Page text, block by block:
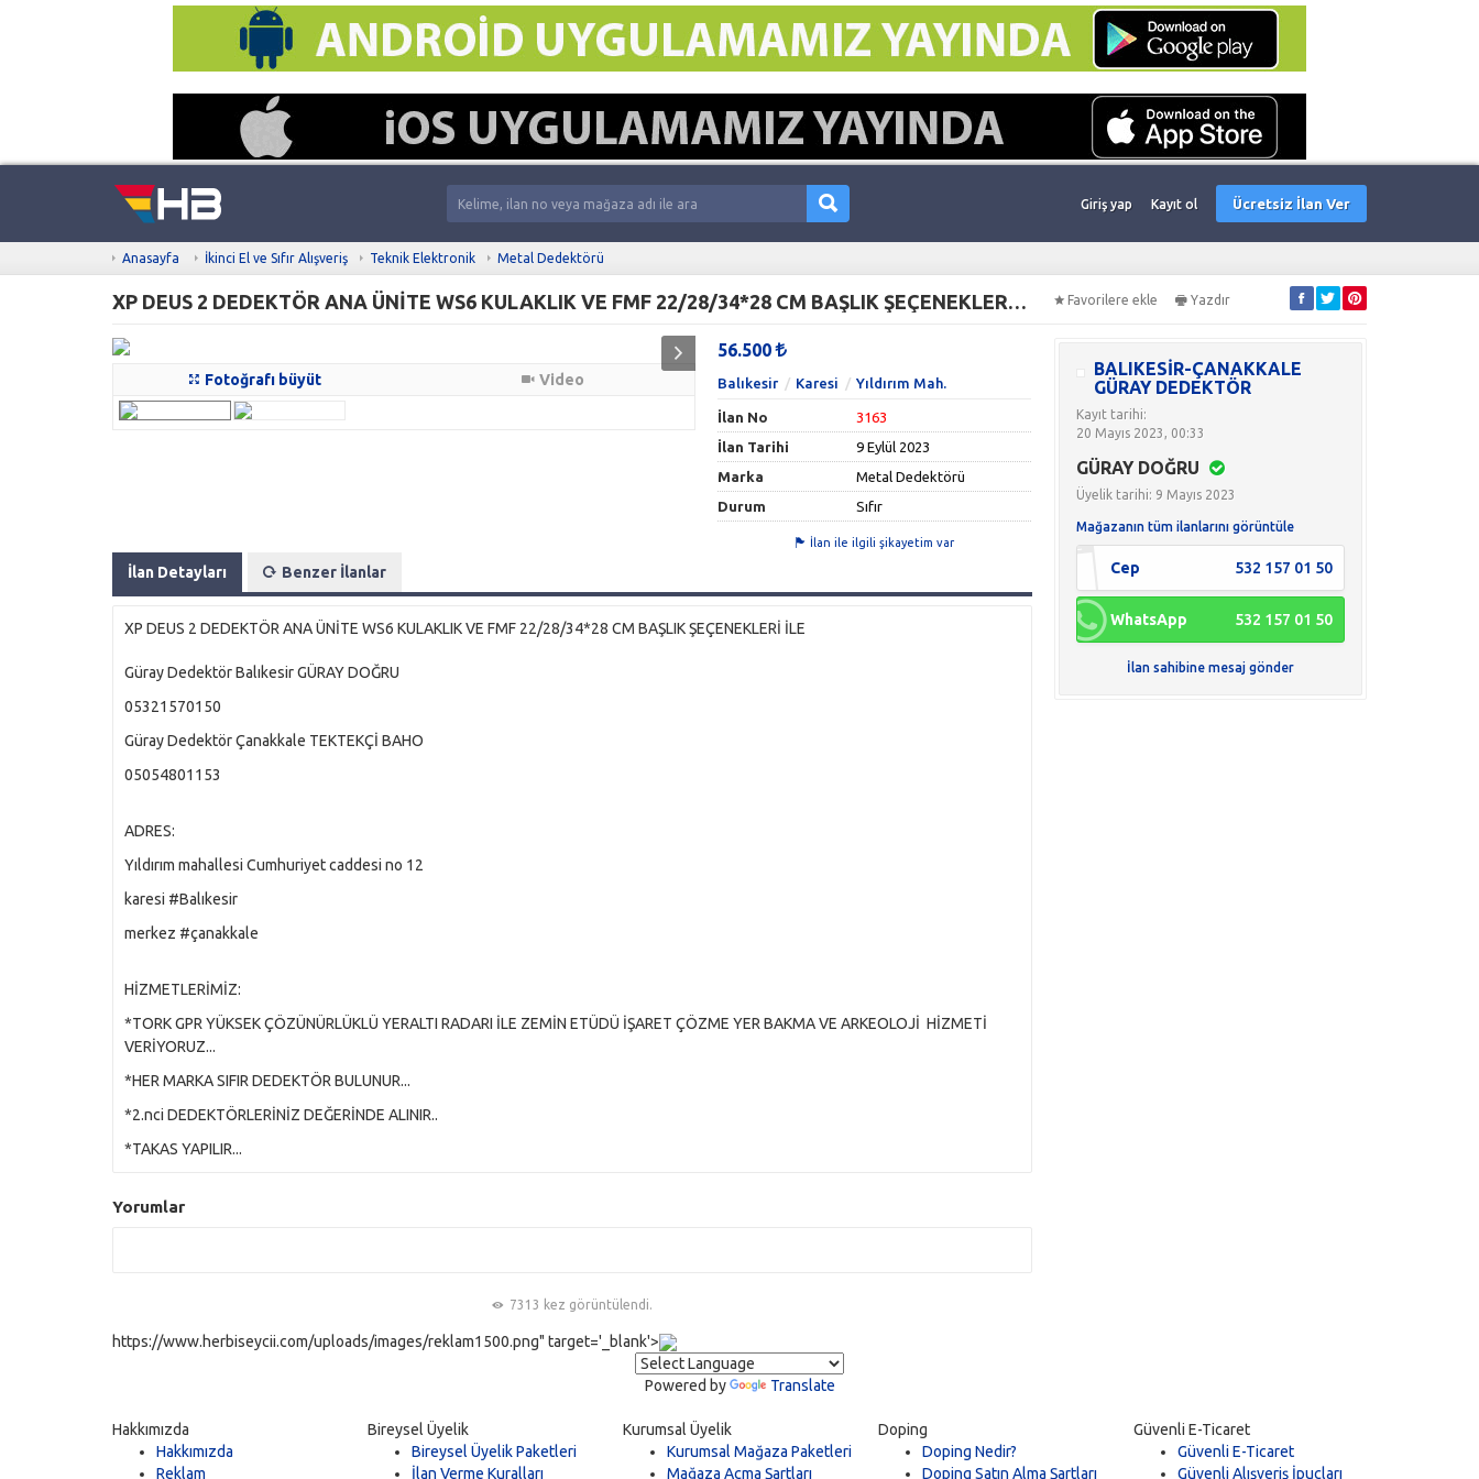
Giriş yap Kayıt ol Ücretsiz İlan Ver
Anasayfa İkinci El ve Sıfır Alışveriş Teknik Elektronik Metal Dedektörü
XP DEUS 2 DEDEKTÖR ANA ÜNİTE WS6 KULAKLIK VE FMF 22/28/34*28 CM BAŞLIK ŞEÇENEKLERİ İLE Favorilere ekle Yazdır
Fotoğrafı büyüt Video
56.500
Balıkesir Karesi Yıldırım Mah.
İlan No
3163
İlan Tarihi
9 Eylül 2023
Marka
Metal Dedektörü
Durum
Sıfır
İlan ile ilgili şikayetim var
İlan Detayları Benzer İlanlar
XP DEUS 2 DEDEKTÖR ANA ÜNİTE WS6 KULAKLIK VE FMF 22/28/34*28 CM BAŞLIK ŞEÇENEKLERİ İLE
Güray Dedektör Balıkesir GÜRAY DOĞRU
05321570150
Güray Dedektör Çanakkale TEKTEKÇİ BAHO
05054801153
ADRES:
Yıldırım mahallesi Cumhuriyet caddesi no 12
karesi #Balıkesir
merkez #çanakkale
HİZMETLERİMİZ:
*TORK GPR YÜKSEK ÇÖZÜNÜRLÜKLÜ YERALTI RADARI İLE ZEMİN ETÜDÜ İŞARET ÇÖZME YER BAKMA VE ARKEOLOJİ HİZMETİ
VERİYORUZ...
*HER MARKA SIFIR DEDEKTÖR BULUNUR...
*2.nci DEDEKTÖRLERİNİZ DEĞERİNDE ALINIR..
*TAKAS YAPILIR...
Yorumlar
7313 kez görüntülendi.
BALIKESİR-ÇANAKKALE
GÜRAY DEDEKTÖR
Kayıt tarihi:
20 Mayıs 2023, 00:33
GÜRAY DOĞRU
Üyelik tarihi: 9 Mayıs 2023
Mağazanın tüm ilanlarını görüntüle
Cep 532 157 01 50
WhatsApp 532 157 01 50
İlan sahibine mesaj gönder
https://www.herbiseycii.com/uploads/images/reklam1500.png" target='_blank'>
Powered by Translate
Hakkımızda
Hakkımızda
Reklam
Bireysel Üyelik
Bireysel Üyelik Paketleri
İlan Verme Kuralları
Kurumsal Üyelik
Kurumsal Mağaza Paketleri
Mağaza Açma Şartları
Doping
Doping Nedir?
Doping Satın Alma Şartları
Güvenli E-Ticaret
Güvenli E-Ticaret
Güvenli Alışveriş İpuçları